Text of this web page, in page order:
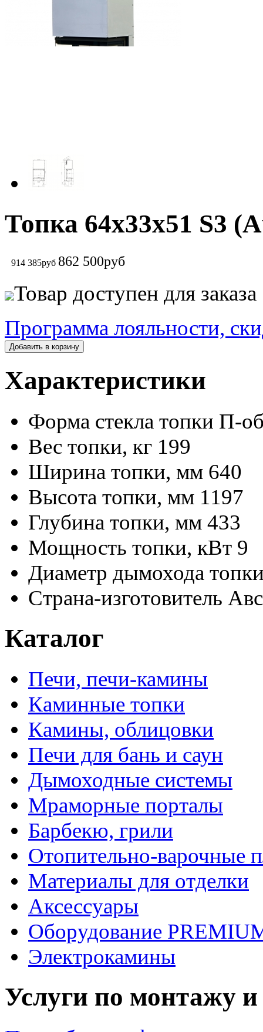
Топка 64х33х51 S3
914 385руб 862 500руб
Товар доступен для заказа
Программа лояльности,
Добавить в корзину
Характеристики
Форма стекла топки П-
Вес топки, кг 199
Ширина топки, мм 640
Высота топки, мм 1197
Глубина топки, мм 433
Мощность топки, кВт 9
Диаметр дымохода
Страна-изготовитель
Каталог
Печи, печи-камины
Каминные топки
Камины, облицовки
Печи для бань и саун
Дымоходные системы
Мраморные порталы
Барбекю, грили
Отопительно-варочные
Материалы для отделки
Аксессуары
Оборудование
Электрокамины
Услуги по монтажу и